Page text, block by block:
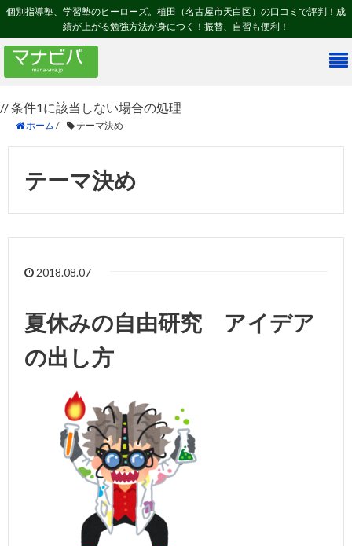
個別指導塾、学習塾のヒーローズ。植田（名古屋市天白区）の口コミで評判！成
績が上がる勉強方法が身につく！振替、自習も便利！
// 条件1に該当しない場合の処理
ホーム / テーマ決め
テーマ決め
2018.08.07
夏休みの自由研究 アイデア
の出し方